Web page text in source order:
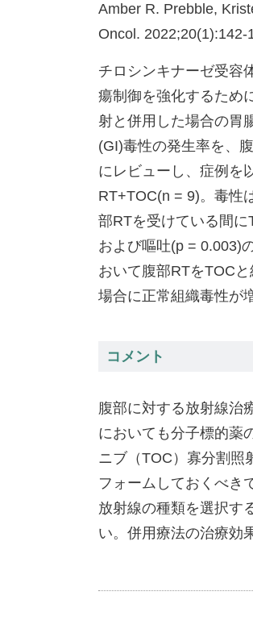
Amber R. Prebble,
Oncol. 2022;20(1):142-
チロシンキナーゼ受容
瘍制御を強化するため
射と併用した場合の胃
(GI)毒性の発生率を、
にレビューし、症例を
RT+TOC(n = 9)。毒性
部RTを受けている間
および嘔吐(p = 0.003)
おいて腹部RTをTOC
場合に正常組織毒性が
コメント
腹部に対する放射線治
においても分子標的薬
ニブ（TOC）寡分割照
フォームしておくべき
放射線の種類を選択す
い。併用療法の治療効